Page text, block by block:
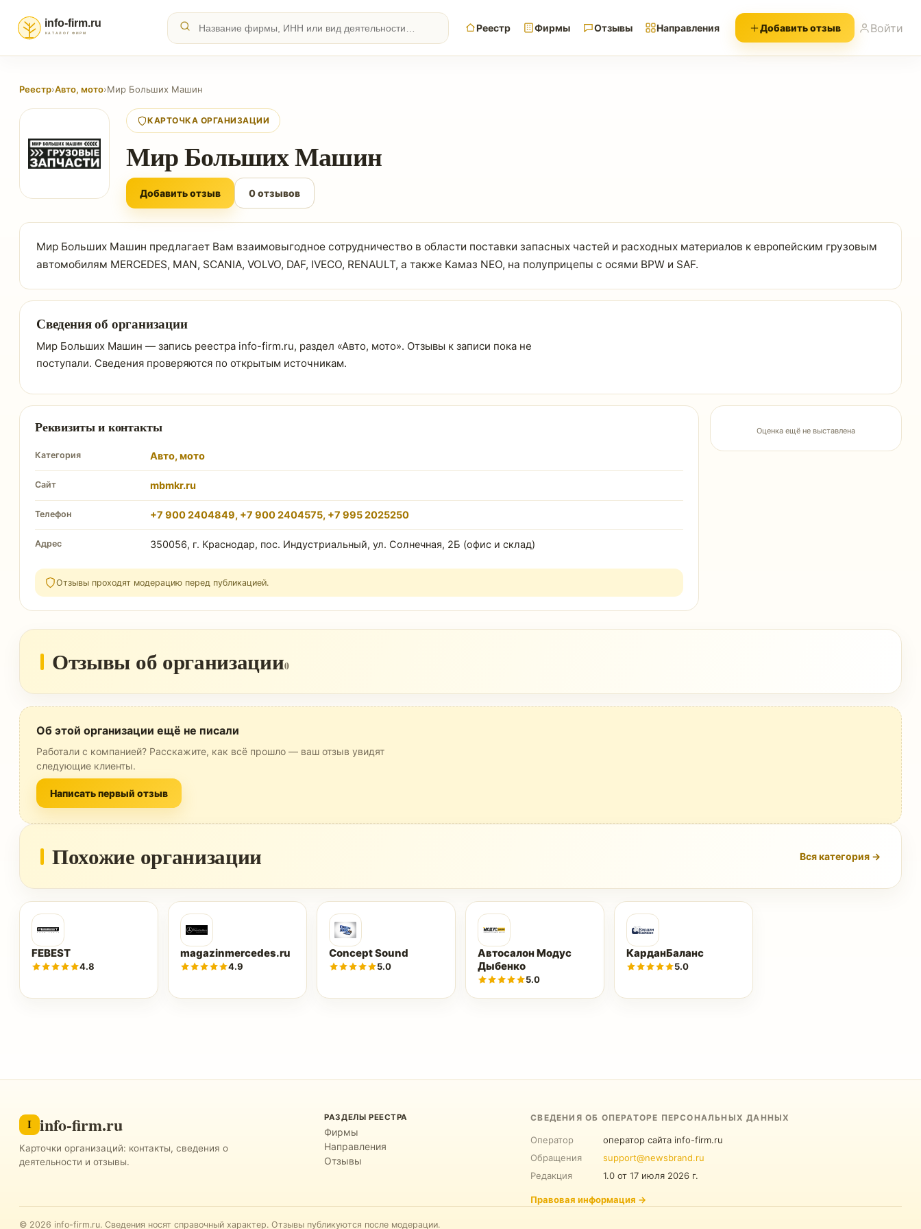
Реестр Фирмы Отзывы Направления Добавить отзыв Войти
Реестр›Авто, мото›Мир Больших Машин
КАРТОЧКА ОРГАНИЗАЦИИ
Мир Больших Машин
Добавить отзыв 0 отзывов
Мир Больших Машин предлагает Вам взаимовыгодное сотрудничество в области поставки запасных частей и расходных материалов к европейским грузовым
автомобилям MERCEDES, MAN, SCANIA, VOLVO, DAF, IVECO, RENAULT, а также Камаз NEO, на полуприцепы с осями BPW и SAF.
Сведения об организации
Мир Больших Машин — запись реестра info-firm.ru, раздел «Авто, мото». Отзывы к записи пока не
поступали. Сведения проверяются по открытым источникам.
Реквизиты и контакты
Категория Авто, мото
Сайт mbmkr.ru
Телефон +7 900 2404849, +7 900 2404575, +7 995 2025250
Адрес 350056, г. Краснодар, пос. Индустриальный, ул. Солнечная, 2Б (офис и склад)
Отзывы проходят модерацию перед публикацией.
Оценка ещё не выставлена
Отзывы об организации0
Об этой организации ещё не писали
Работали с компанией? Расскажите, как всё прошло — ваш отзыв увидят
следующие клиенты.
Написать первый отзыв
Похожие организации Вся категория →
FEBEST
4.8
magazinmercedes.ru
4.9
Concept Sound
5.0
Автосалон Модус
Дыбенко
5.0
КарданБаланс
5.0
I info-firm.ru
Карточки организаций: контакты, сведения о
деятельности и отзывы.
РАЗДЕЛЫ РЕЕСТРА
Фирмы
Направления
Отзывы
СВЕДЕНИЯ ОБ ОПЕРАТОРЕ ПЕРСОНАЛЬНЫХ ДАННЫХ
Оператор
оператор сайта info-firm.ru
Обращения
support@newsbrand.ru
Редакция
1.0 от17 июля 2026 г.
Правовая информация →
© 2026 info-firm.ru. Сведения носят справочный характер. Отзывы публикуются после модерации.